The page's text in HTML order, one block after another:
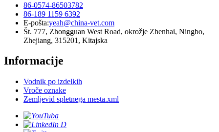
86-0574-86503782
86-189 1159 6392
E-pošta:yeah@china-vet.com
Št. 777, Zhongguan West Road, okrožje Zhenhai, Ningbo,
Zhejiang, 315201, Kitajska
Informacije
Vodnik po izdelkih
Vroče oznake
Zemljevid spletnega mesta.xml